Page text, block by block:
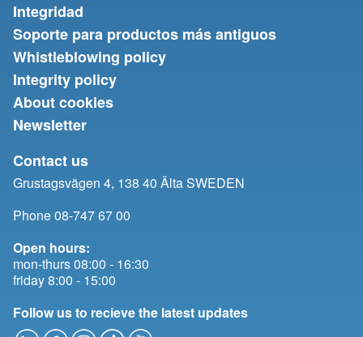
Integridad
Soporte para productos más antiguos
Whistleblowing policy
Integrity policy
About cookies
Newsletter
Contact us
Grustagsvägen 4, 138 40 Älta SWEDEN
Phone 08-747 67 00
Open hours:
mon-thurs 08:00 - 16:30
friday 8:00 - 15:00
Follow us to recieve the latest updates